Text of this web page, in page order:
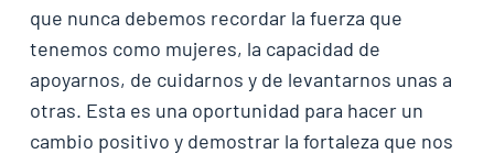
que nunca debemos recordar la fuerza que
tenemos como mujeres, la capacidad de
apoyarnos, de cuidarnos y de levantarnos unas a
otras. Esta es una oportunidad para hacer un
cambio positivo y demostrar la fortaleza que nos